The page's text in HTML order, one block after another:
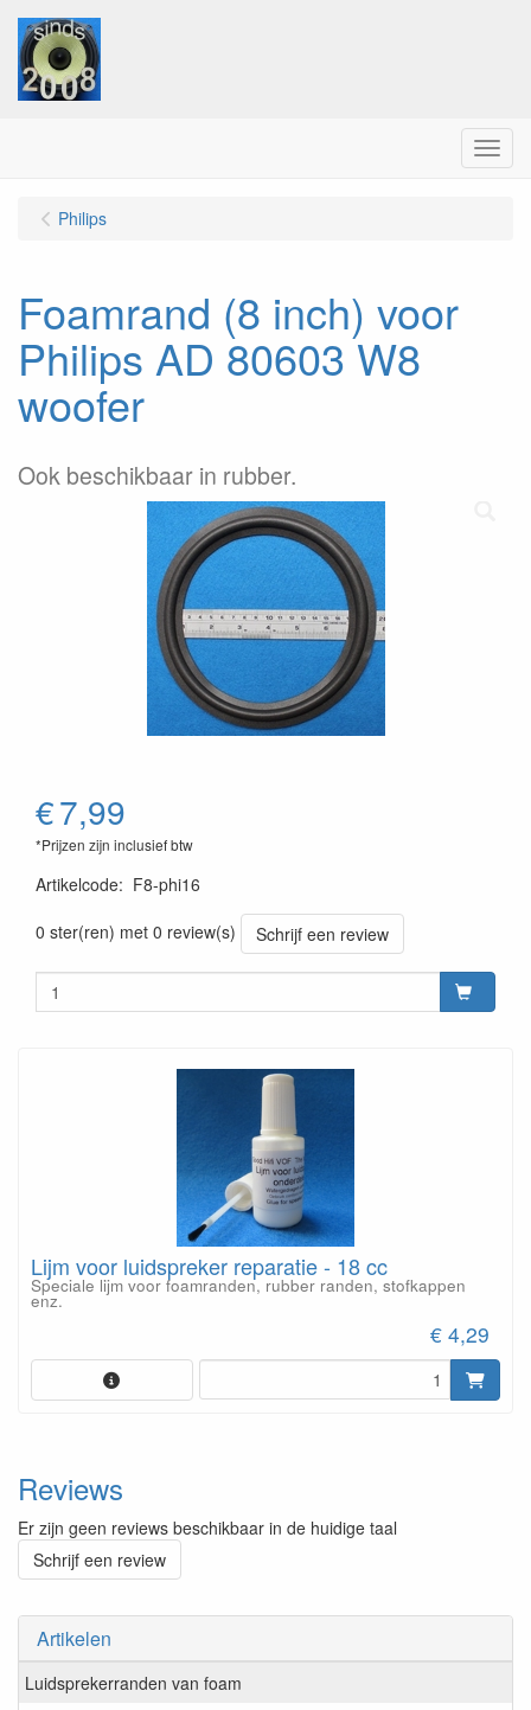
Menu
Artikelen
Luidsprekerranden van foam
Philips
Foamrand (8 inch) voor
Philips AD 80603 W8
woofer
Ook beschikbaar in rubber.
€7,99
*Prijzen zijn inclusief btw
Artikelcode: F8-phi16
0 ster(ren) met 0 review(s)
Schrijf een review
Lijm voor luidspreker reparatie - 18 cc
Speciale lijm voor foamranden, rubber randen, stofkappen
enz.
€ 4,29
Reviews
Er zijn geen reviews beschikbaar in de huidige taal
Schrijf een review